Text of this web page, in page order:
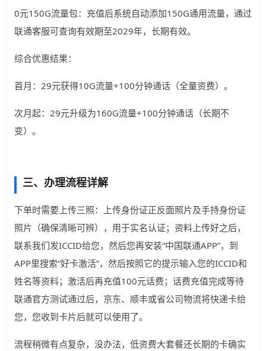
0元150G流量包：充值后系统自动添加150G通用流量，通过
联通客服可查询有效期至2029年，长期有效。
综合优惠结果：
首月：29元获得10G流量+100分钟通话（全量资费）。
次月起：29元升级为160G流量+100分钟通话（长期不
变）。
三、办理流程详解
下单时需要上传三照：上传身份证正反面照片及手持身份证
照片（确保清晰可辨），用于实名认证；资料上传好之后，
联系我们发ICCID给您，然后您再安装“中国联通APP”，到
APP里搜索“好卡激活”，然后按照它的提示输入您的ICCID和
姓名等资料；激活后再充值100元话费；话费充值完成等待
联通官方测试通过后，京东、顺丰或省公司物流将快递卡给
您，您收到卡片后就可以使用了。
流程稍微有点复杂，没办法，低资费大套餐还长期的卡确实